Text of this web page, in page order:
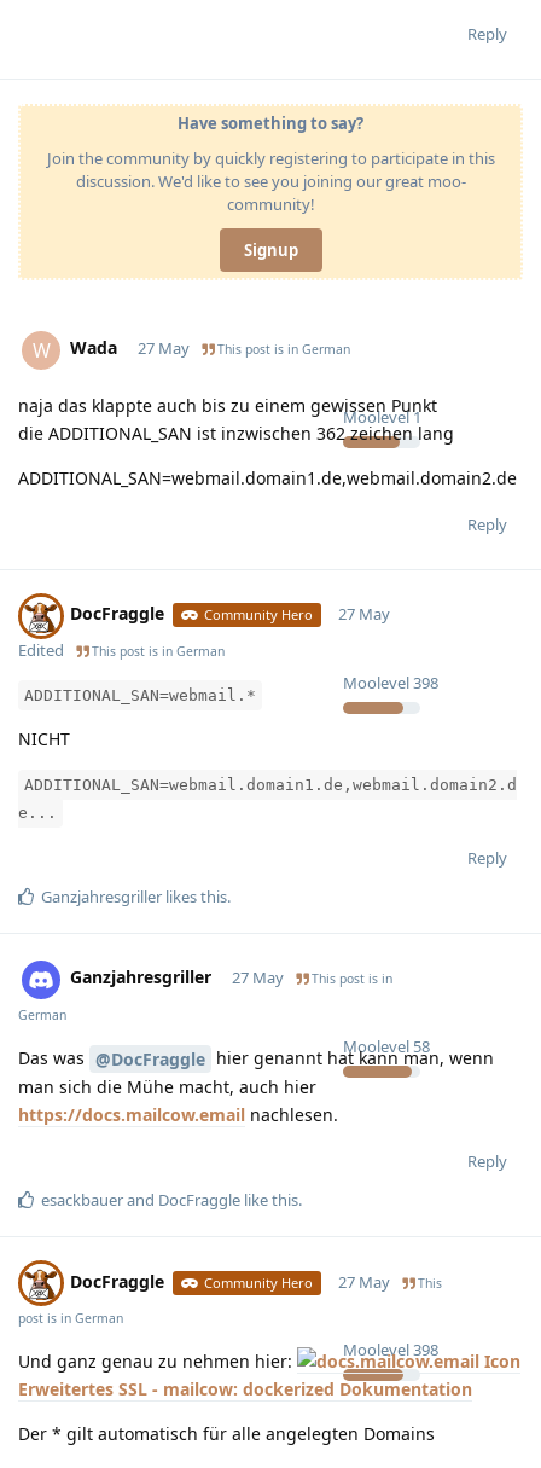
Reply
Have something to say?
Join the community by quickly registering to participate in this
discussion. We'd like to see you joining our great moo-
community!
Signup
W Wada
Moolevel1
27 May This post is in German
naja das klappte auch bis zu einem gewissen Punkt
die ADDITIONAL_SAN ist inzwischen 362 zeichen lang
ADDITIONAL_SAN=webmail.domain1.de,webmail.domain2.de
Reply
DocFraggle Community Hero
Moolevel398
27 May
Edited
This post is in German
ADDITIONAL_SAN=webmail.*
NICHT
ADDITIONAL_SAN=webmail.domain1.de,webmail.domain2.d
e...
Reply
Ganzjahresgriller likes this.
Ganzjahresgriller
Moolevel 58
27 May This post is in
German
Das was @DocFraggle hier genannt hat kann man, wenn
man sich die Mühe macht, auch hier
https://docs.mailcow.email nachlesen.
Reply
esackbauerand DocFraggle like this.
DocFraggle Community Hero
Moolevel398
27 May This
post is in German
Und ganz genau zu nehmen hier:
Erweitertes SSL - mailcow: dockerized Dokumentation
Der * gilt automatisch für alle angelegten Domains